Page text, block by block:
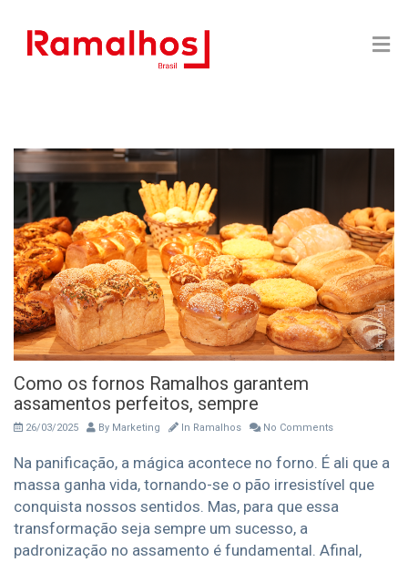
Como os fornos Ramalhos garantem
assamentos perfeitos, sempre
26/03/2025 By Marketing In Ramalhos No Comments
Na panificação, a mágica acontece no forno. É ali que a
massa ganha vida, tornando-se o pão irresistível que
conquista nossos sentidos. Mas, para que essa
transformação seja sempre um sucesso, a
padronização no assamento é fundamental. Afinal,